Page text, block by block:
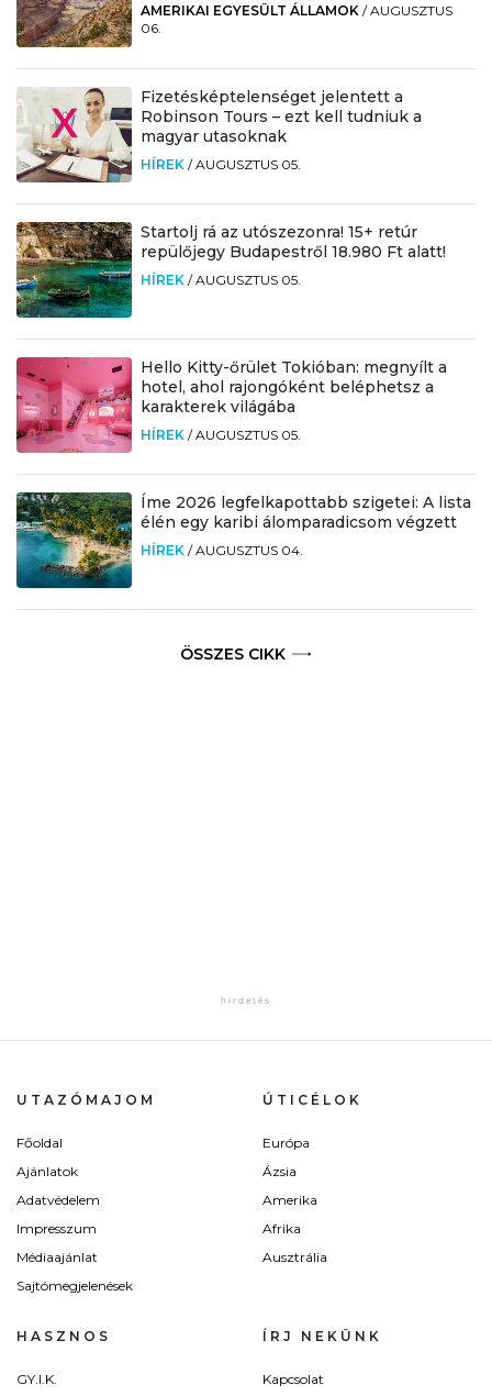
AMERIKAI EGYESÜLT ÁLLAMOK /AUGUSZTUS
06.
Fizetésképtelenséget jelentett a
Robinson Tours – ezt kell tudniuk a
magyar utasoknak
HÍREK /AUGUSZTUS 05.
Startolj rá az utószezonra! 15+ retúr
repülőjegy Budapestről 18.980 Ft alatt!
HÍREK /AUGUSZTUS 05.
Hello Kitty-őrület Tokióban: megnyílt a
hotel, ahol rajongóként beléphetsz a
karakterek világába
HÍREK /AUGUSZTUS 05.
Íme 2026 legfelkapottabb szigetei: A lista
élén egy karibi álomparadicsom végzett
HÍREK /AUGUSZTUS 04.
ÖSSZES CIKK
UTAZÓMAJOM
Főoldal
Ajánlatok
Adatvédelem
Impresszum
Médiaajánlat
Sajtómegjelenések
ÚTICÉLOK
Európa
Ázsia
Amerika
Afrika
Ausztrália
HASZNOS
GY.I.K.
ÍRJ NEKÜNK
Kapcsolat